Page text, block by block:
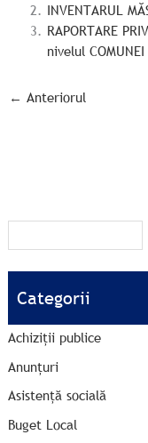
INVENTARUL
RAPORTARE
nivelul
← Anteriorul
Categorii
Achiziții publice
Anunțuri
Asistență socială
Buget Local